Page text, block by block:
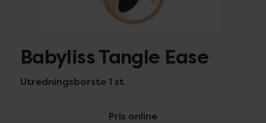
Babyliss Tangle Ease
Utredningsborste 1 st
Pris online